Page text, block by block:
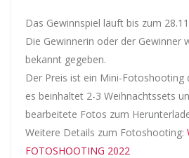
Das Gewinnspiel läuft bis zum
Die Gewinnerin oder der Gewinner
bekannt gegeben.
Der Preis ist ein Mini-Fotoshooting
es beinhaltet 2-3 Weihnachtssets
bearbeitete Fotos zum
Weitere Details zum Fotoshooting:
FOTOSHOOTING 2022